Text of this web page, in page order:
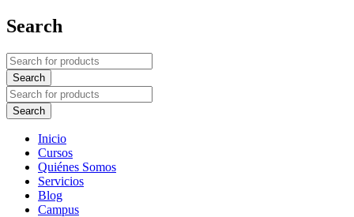
Search
Inicio
Cursos
Quiénes Somos
Servicios
Blog
Campus